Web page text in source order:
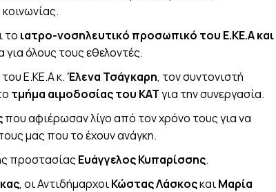
το ιατρο-νοσηλευτικό προσωπικό του Ε.ΚΕ.Α και
όλους τους εθελοντές.
Ε.ΚΕ.Α κ.Έλενα Τσάγκαρη, τον συντονιστή
τμήμα αιμοδοσίας του ΚΑΤγια την συνεργασία.
που αφιέρωσαν λίγο από τον χρόνο τους για να
μας που το έχουν ανάγκη.
προστασίας Ευάγγελος Κυπαρίσσης.
, οι ΑντιδήμαρχοιΚώστας ΛάσκοςκαιΜαρία